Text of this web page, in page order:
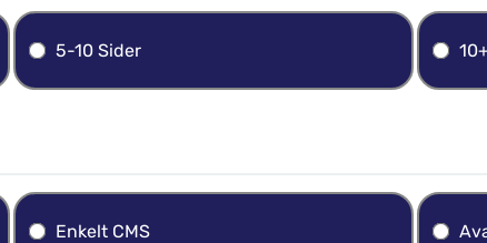
5-10 Sider
Enkelt CMS